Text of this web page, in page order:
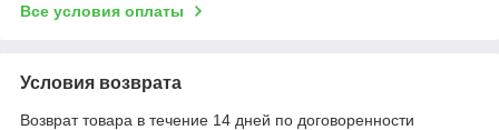
Все условия оплаты
Условия возврата
Возврат товара в течение 14 дней по договоренности